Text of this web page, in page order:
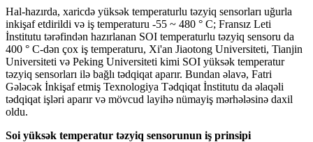
Hal-hazırda, xaricdə yüksək temperaturlu təzyiq sensorları uğurla
inkişaf etdirildi və iş temperaturu -55 ~ 480 ° C; Fransız Leti
İnstitutu tərəfindən hazırlanan SOI temperaturlu təzyiq sensoru da
400 ° C-dən çox iş temperaturu, Xi'an Jiaotong Universiteti, Tianjin
Universiteti və Peking Universiteti kimi SOI yüksək temperatur
təzyiq sensorları ilə bağlı tədqiqat aparır. Bundan əlavə, Fatri
Gələcək İnkişaf etmiş Texnologiya Tədqiqat İnstitutu da əlaqəli
tədqiqat işləri aparır və mövcud layihə nümayiş mərhələsinə daxil
oldu.
Soi yüksək temperatur təzyiq sensorunun iş prinsipi